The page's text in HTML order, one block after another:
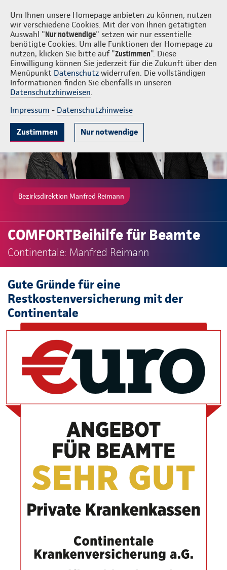
Um Ihnen unsere Homepage anbieten zu können, nutzen
wir verschiedene Cookies. Mit der von Ihnen getätigten
Auswahl "Nur notwendige" setzen wir nur essentielle
benötigte Cookies. Um alle Funktionen der Homepage zu
nutzen, klicken Sie bitte auf "Zustimmen". Diese
Einwilligung können Sie jederzeit für die Zukunft über den
Menüpunkt Datenschutz widerrufen. Die vollständigen
Informationen finden Sie ebenfalls in unseren
Datenschutzhinweisen.
Impressum - Datenschutzhinweise
Zustimmen Nur notwendige
Manfred Reimann Login
Gute Gründe Tarife & Leistungen Wissenswertes Beratung &
Bezirksdirektion Manfred Reimann
COMFORTBeihilfe für Beamte
Continentale: Manfred Reimann
Gute Gründe für eine
Restkostenversicherung mit der
Continentale